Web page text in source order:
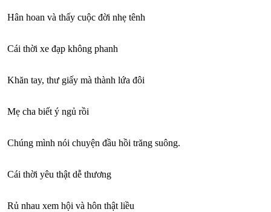
Hân hoan và thấy cuộc đời nhẹ tênh
Cái thời xe đạp không phanh
Khăn tay, thư giấy mà thành lứa đôi
Mẹ cha biết ý ngủ rồi
Chúng mình nói chuyện đầu hồi trăng suông.
Cái thời yêu thật dễ thương
Rủ nhau xem hội và hôn thật liều